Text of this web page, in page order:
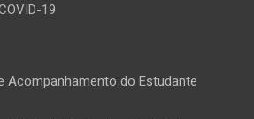
19
Acompanhamento do Estudante